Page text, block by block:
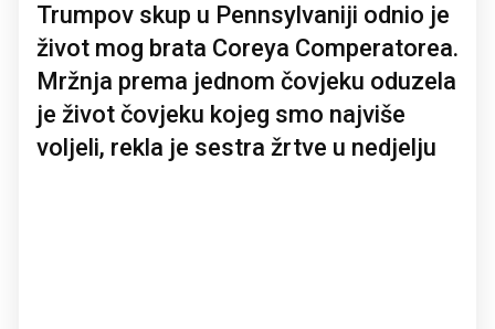
Trumpov skup u Pennsylvaniji odnio je
život mog brata Coreya Comperatorea.
Mržnja prema jednom čovjeku oduzela
je život čovjeku kojeg smo najviše
voljeli, rekla je sestra žrtve u nedjelju